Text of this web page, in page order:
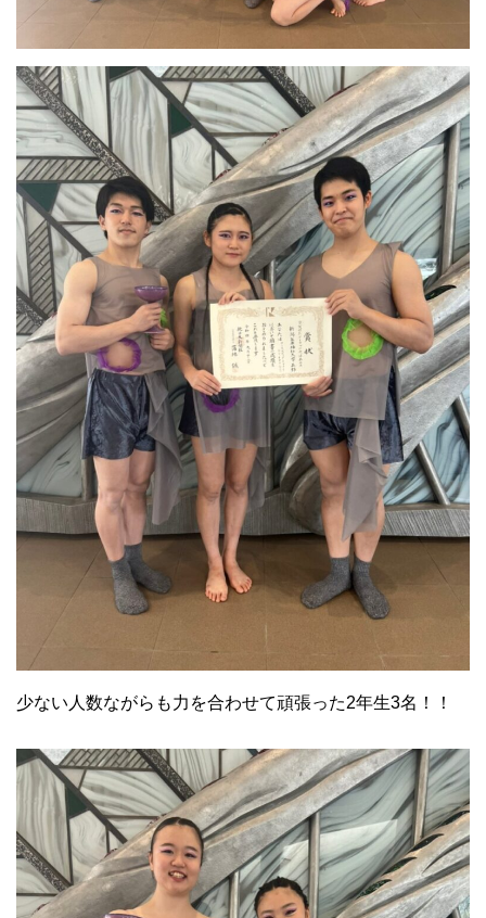
少ない人数ながらも力を合わせて頑張った2年生3名！！